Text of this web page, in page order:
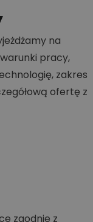
na
pracy,
zakres
ofertę z
zgodnie z